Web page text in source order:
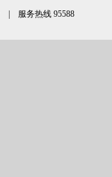
| 服务热线 95588